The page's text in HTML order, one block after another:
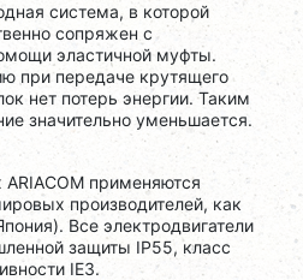
система, в которой
сопряжен с
эластичной муфты.
при передаче крутящего
нет потерь энергии. Таким
значительно уменьшается.
применяются
производителей, как
Все электродвигатели
защиты IP55, класс
IE3.